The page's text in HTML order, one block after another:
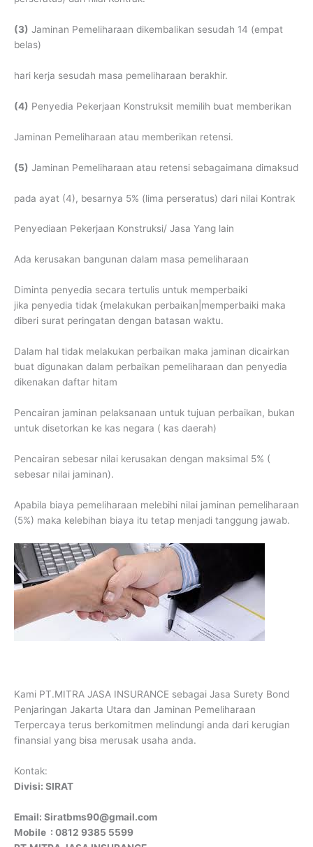
(3) Jaminan Pemeliharaan dikembalikan sesudah 14 (empat
belas)
hari kerja sesudah masa pemeliharaan berakhir.
(4) Penyedia Pekerjaan Konstruksit memilih buat memberikan
Jaminan Pemeliharaan atau memberikan retensi.
(5) Jaminan Pemeliharaan atau retensi sebagaimana dimaksud
pada ayat (4), besarnya 5% (lima perseratus) dari nilai Kontrak
Penyediaan Pekerjaan Konstruksi/ Jasa Yang lain
Ada kerusakan bangunan dalam masa pemeliharaan
Diminta penyedia secara tertulis untuk memperbaiki
jika penyedia tidak {melakukan perbaikan|memperbaiki maka
diberi surat peringatan dengan batasan waktu.
Dalam hal tidak melakukan perbaikan maka jaminan dicairkan
buat digunakan dalam perbaikan pemeliharaan dan penyedia
dikenakan daftar hitam
Pencairan jaminan pelaksanaan untuk tujuan perbaikan, bukan
untuk disetorkan ke kas negara ( kas daerah)
Pencairan sebesar nilai kerusakan dengan maksimal 5% (
sebesar nilai jaminan).
Apabila biaya pemeliharaan melebihi nilai jaminan pemeliharaan
(5%) maka kelebihan biaya itu tetap menjadi tanggung jawab.
Kami PT.MITRA JASA INSURANCE sebagai Jasa Surety Bond
Penjaringan Jakarta Utara dan Jaminan Pemeliharaan
Terpercaya terus berkomitmen melindungi anda dari kerugian
finansial yang bisa merusak usaha anda.
Kontak:
Divisi: SIRAT
Email: Siratbms90@gmail.com
Mobile : 0812 9385 5599